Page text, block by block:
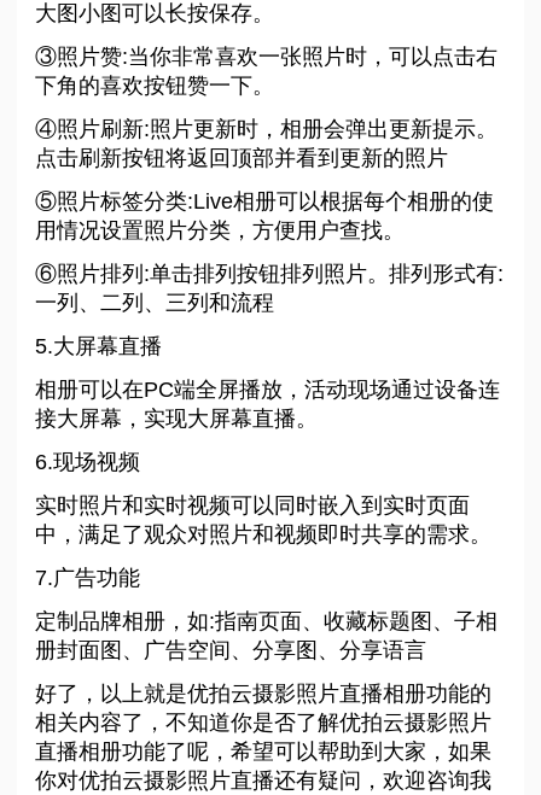
大图小图可以长按保存。
③照片赞:当你非常喜欢一张照片时，可以点击右
下角的喜欢按钮赞一下。
④照片刷新:照片更新时，相册会弹出更新提示。
点击刷新按钮将返回顶部并看到更新的照片
⑤照片标签分类:Live相册可以根据每个相册的使
用情况设置照片分类，方便用户查找。
⑥照片排列:单击排列按钮排列照片。排列形式有:
一列、二列、三列和流程
5.大屏幕直播
相册可以在PC端全屏播放，活动现场通过设备连
接大屏幕，实现大屏幕直播。
6.现场视频
实时照片和实时视频可以同时嵌入到实时页面
中，满足了观众对照片和视频即时共享的需求。
7.广告功能
定制品牌相册，如:指南页面、收藏标题图、子相
册封面图、广告空间、分享图、分享语言
好了，以上就是优拍云摄影照片直播相册功能的
相关内容了，不知道你是否了解优拍云摄影照片
直播相册功能了呢，希望可以帮助到大家，如果
你对优拍云摄影照片直播还有疑问，欢迎咨询我